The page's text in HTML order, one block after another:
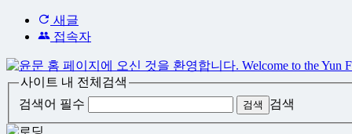
새글
접속자
사이트 내 전체검색
검색어 필수
검색